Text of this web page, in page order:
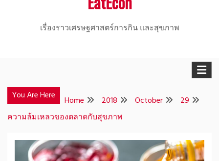
เรื่องราวเศรษฐศาสตร์การกิน และสุขภาพ
You Are Here Home 2018 October
29
ความล้มเหลวของตลาดกับสุขภาพ